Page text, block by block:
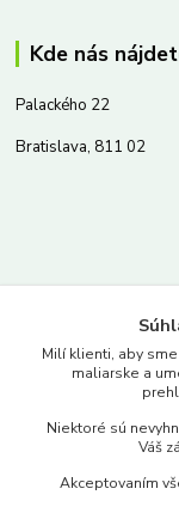
Kde nás
Palackého 22
Bratislava, 811 02
www.merkantil.sk
Pondelok-Piatok:
Milí klienti, aby
maliarske a
Niektoré sú
Váš
Akceptovaním